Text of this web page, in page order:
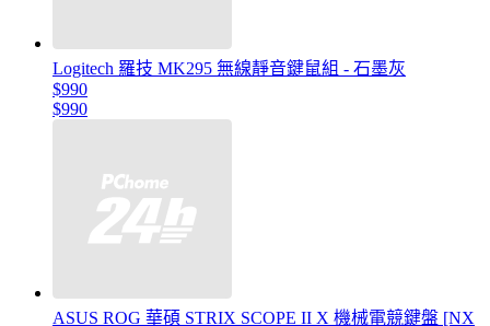
Logitech 羅技 MK295 無線靜音鍵鼠組 - 石墨灰
$990
$990
ASUS ROG 華碩 STRIX SCOPE II X 機械電競鍵盤 [NX